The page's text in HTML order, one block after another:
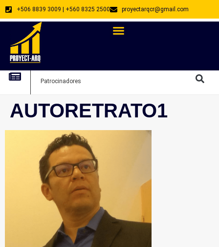
+506 8839 3009 | +560 8325 2500 proyectarqcr@gmail.com
Patrocinadores
AUTORETRATO1